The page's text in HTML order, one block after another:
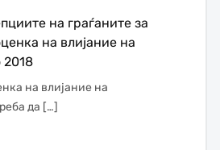
на граѓаните за
на влијание на
2018
на влијание на
да […]